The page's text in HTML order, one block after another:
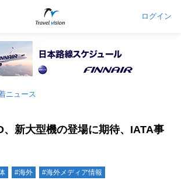
ログイン
ニュース
、新大型機の登場に期待、IATA事
#海外 #海外メディア情報